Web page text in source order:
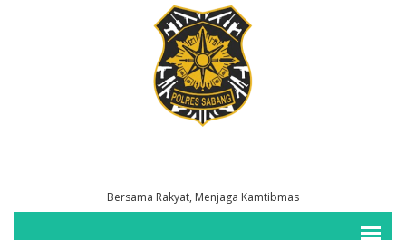
Bersama Rakyat, Menjaga Kamtibmas